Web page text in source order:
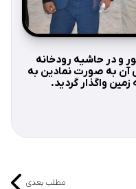
و در حاشیه رودخانه
آن به صورت نمادین به
واگذار گردید.
مطلب بعدی